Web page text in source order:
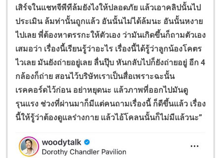
เสิร์จในแชทจีพีทีล้มยังไงให้ปลอดภัย แล้วเอาคลิปนั้นไป
ประเมิน ล้มท่านั้นถูกแล้ว อันนั้นไม่ได้ล้มนะ อันนั้นหงาย
ไปเลย พี่ต้องหาตรรกะให้ตัวเอง ว่ามันเกิดขึ้นก็ถามตัวเอง
เสมอว่า เรื่องนี้เรียนรู้ว่าอะไร เรื่องนี้ได้รู้ว่าลูกน้องโคตร
ไวเลย มันยังถ่ายอยู่เลย ลื่นปุ๊บ หันกลับไปก็ยังถ่ายอยู่ อีก 4
กล้องก็ถ่าย สอนไว้บริษัทเราเป็นสื่อเพราะฉะนั้น
เรคคอร์ดไว้ก่อน อย่าหยุดนะ แล้วภาพที่ออกไปมันดู
รุนแรง ช่วงที่ผ่านมาก็มีแต่คนถามเรื่องนี้ ก็ดีขึ้นแล้ว เรื่อง
นี้ให้รู้ว่าต้องดูแลร่างกาย แล้วไอ้โคลนนั้นก็ไม่มีแล้วนะ”